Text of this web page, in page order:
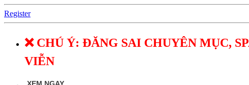
Register
❌ CHÚ Ý: ĐĂNG SAI CHUYÊN MỤC,
VIỄN